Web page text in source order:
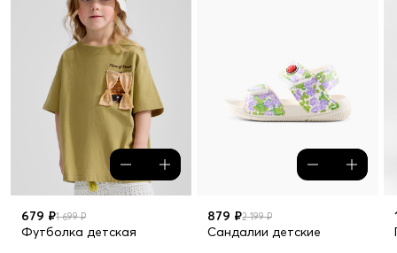
679 ₽1 699 ₽
Футболка детская
879 ₽2 199 ₽
Сандалии детские